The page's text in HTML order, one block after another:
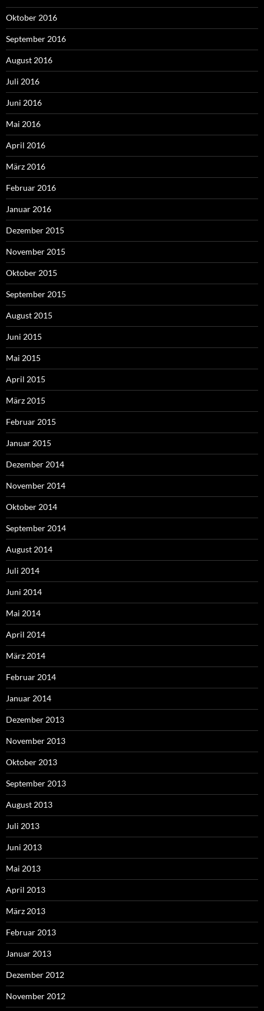
Oktober 2016
September 2016
August 2016
Juli 2016
Juni 2016
Mai 2016
April 2016
März 2016
Februar 2016
Januar 2016
Dezember 2015
November 2015
Oktober 2015
September 2015
August 2015
Juni 2015
Mai 2015
April 2015
März 2015
Februar 2015
Januar 2015
Dezember 2014
November 2014
Oktober 2014
September 2014
August 2014
Juli 2014
Juni 2014
Mai 2014
April 2014
März 2014
Februar 2014
Januar 2014
Dezember 2013
November 2013
Oktober 2013
September 2013
August 2013
Juli 2013
Juni 2013
Mai 2013
April 2013
März 2013
Februar 2013
Januar 2013
Dezember 2012
November 2012